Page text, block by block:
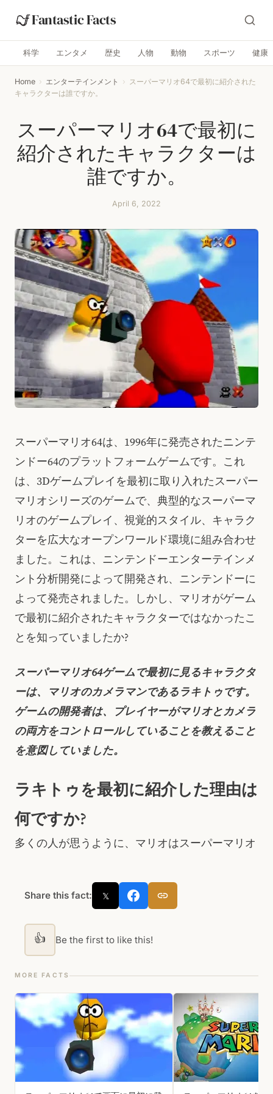
Fantastic Facts
科学 エンタメ 歴史 人物 動物 スポーツ 健康
Home › エンターテインメント › スーパーマリオ64で最初に紹介された
キャラクターは誰ですか。
スーパーマリオ64で最初に
紹介されたキャラクターは
誰ですか。
April 6, 2022
スーパーマリオ64は、1996年に発売されたニンテ
ンドー64のプラットフォームゲームです。これ
は、3Dゲームプレイを最初に取り入れたスーパー
マリオシリーズのゲームで、典型的なスーパーマ
リオのゲームプレイ、視覚的スタイル、キャラク
ターを広大なオープンワールド環境に組み合わせ
ました。これは、ニンテンドーエンターテインメ
ント分析開発によって開発され、ニンテンドーに
よって発売されました。しかし、マリオがゲーム
で最初に紹介されたキャラクターではなかったこ
とを知っていましたか?
スーパーマリオ64ゲームで最初に見るキャラクタ
ーは、マリオのカメラマンであるラキトゥです。
ゲームの開発者は、プレイヤーがマリオとカメラ
の両方をコントロールしていることを教えること
を意図していました。
ラキトゥを最初に紹介した理由は
何ですか?
多くの人が思うように、マリオはスーパーマリオ
Share this fact: 𝕏
👍 Be the first to like this!
MORE FACTS